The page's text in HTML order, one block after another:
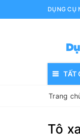
DỤNG CỤ
TẤT
Trang
Tô